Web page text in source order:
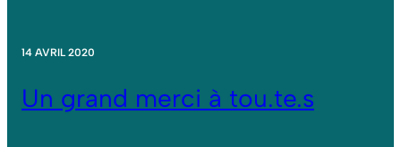
14 AVRIL 2020
Un grand merci à tou.te.s